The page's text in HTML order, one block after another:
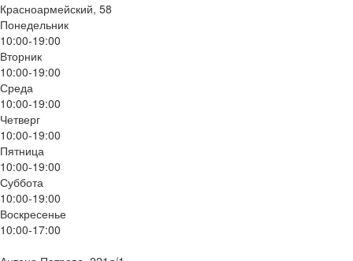
Красноармейский, 58
Понедельник
10:00-19:00
Вторник
10:00-19:00
Среда
10:00-19:00
Четверг
10:00-19:00
Пятница
10:00-19:00
Суббота
10:00-19:00
Воскресенье
10:00-17:00